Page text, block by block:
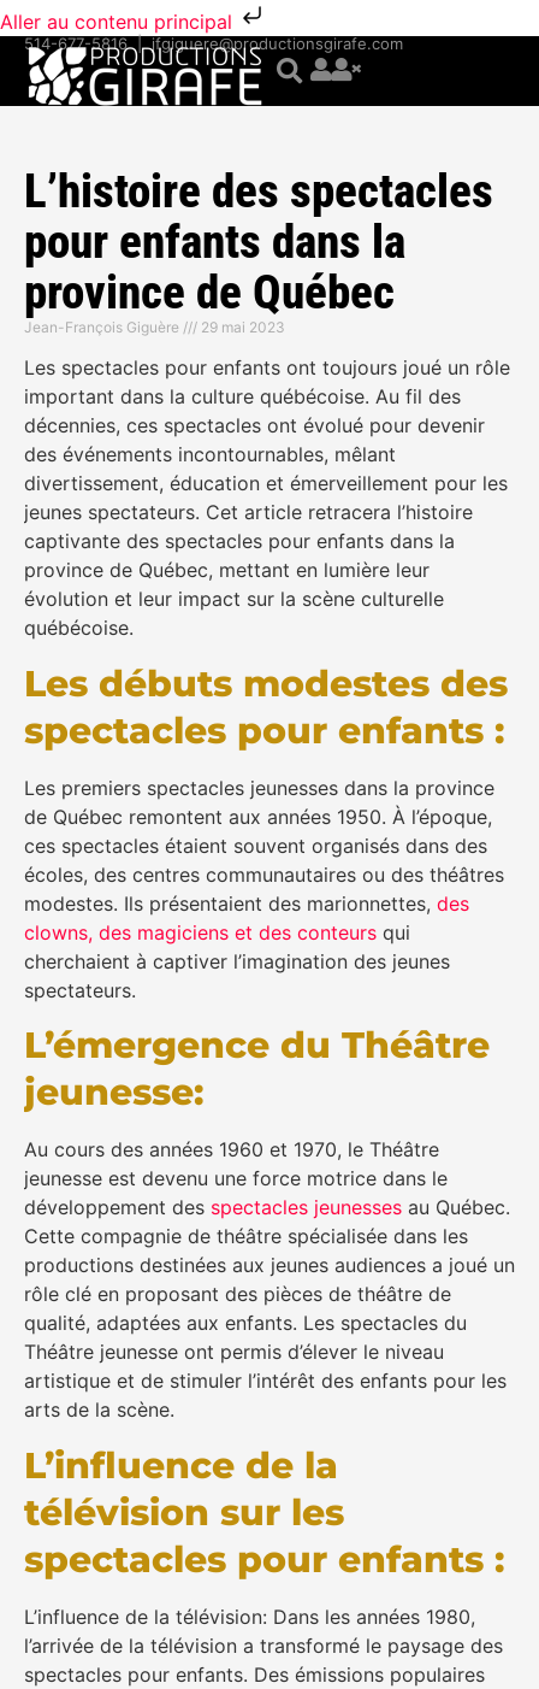
Aller au contenu principal
514-677-5816|jfgiguere@productionsgirafe.com
L’histoire des spectacles
pour enfants dans la
province de Québec
Jean-François Giguère 29 mai 2023
Les spectacles pour enfants ont toujours joué un rôle
important dans la culture québécoise. Au fil des
décennies, ces spectacles ont évolué pour devenir
des événements incontournables, mêlant
divertissement, éducation et émerveillement pour les
jeunes spectateurs. Cet article retracera l’histoire
captivante des spectacles pour enfants dans la
province de Québec, mettant en lumière leur
évolution et leur impact sur la scène culturelle
québécoise.
Les débuts modestes des
spectacles pour enfants :
Les premiers spectacles jeunesses dans la province
de Québec remontent aux années 1950. À l’époque,
ces spectacles étaient souvent organisés dans des
écoles, des centres communautaires ou des théâtres
modestes. Ils présentaient des marionnettes, des
clowns, des magiciens et des conteurs qui
cherchaient à captiver l’imagination des jeunes
spectateurs.
L’émergence du Théâtre
jeunesse:
Au cours des années 1960 et 1970, le Théâtre
jeunesse est devenu une force motrice dans le
développement des spectacles jeunesses au Québec.
Cette compagnie de théâtre spécialisée dans les
productions destinées aux jeunes audiences a joué un
rôle clé en proposant des pièces de théâtre de
qualité, adaptées aux enfants. Les spectacles du
Théâtre jeunesse ont permis d’élever le niveau
artistique et de stimuler l’intérêt des enfants pour les
arts de la scène.
L’influence de la
télévision sur les
spectacles pour enfants :
L’influence de la télévision: Dans les années 1980,
l’arrivée de la télévision a transformé le paysage des
spectacles pour enfants. Des émissions populaires